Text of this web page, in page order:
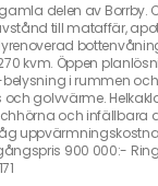
delen av Borrby.
till mataffär,
kvm. Öppen
i rummen
och golvvärme.
och infällbara
900 000:- Ring